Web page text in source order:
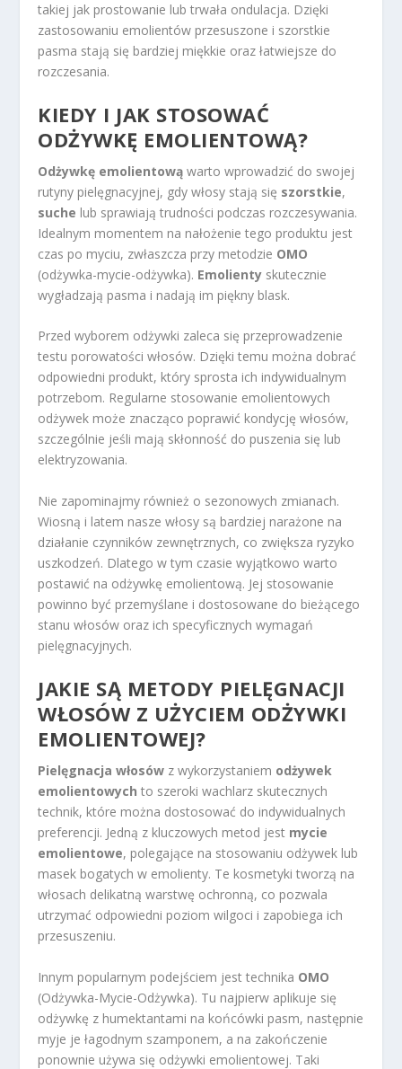
takiej jak prostowanie lub trwała ondulacja. Dzięki
zastosowaniu emolientów przesuszone i szorstkie
pasma stają się bardziej miękkie oraz łatwiejsze do
rozczesania.
KIEDY I JAK STOSOWAĆ
ODŻYWKĘ EMOLIENTOWĄ?
Odżywkę emolientową warto wprowadzić do swojej
rutyny pielęgnacyjnej, gdy włosy stają się szorstkie,
suche lub sprawiają trudności podczas rozczesywania.
Idealnym momentem na nałożenie tego produktu jest
czas po myciu, zwłaszcza przy metodzie OMO
(odżywka-mycie-odżywka). Emolienty skutecznie
wygładzają pasma i nadają im piękny blask.
Przed wyborem odżywki zaleca się przeprowadzenie
testu porowatości włosów. Dzięki temu można dobrać
odpowiedni produkt, który sprosta ich indywidualnym
potrzebom. Regularne stosowanie emolientowych
odżywek może znacząco poprawić kondycję włosów,
szczególnie jeśli mają skłonność do puszenia się lub
elektryzowania.
Nie zapominajmy również o sezonowych zmianach.
Wiosną i latem nasze włosy są bardziej narażone na
działanie czynników zewnętrznych, co zwiększa ryzyko
uszkodzeń. Dlatego w tym czasie wyjątkowo warto
postawić na odżywkę emolientową. Jej stosowanie
powinno być przemyślane i dostosowane do bieżącego
stanu włosów oraz ich specyficznych wymagań
pielęgnacyjnych.
JAKIE SĄ METODY PIELĘGNACJI
WŁOSÓWZ UŻYCIEM ODŻYWKI
EMOLIENTOWEJ?
Pielęgnacja włosów z wykorzystaniem odżywek
emolientowych to szeroki wachlarz skutecznych
technik, które można dostosować do indywidualnych
preferencji. Jedną z kluczowych metod jest mycie
emolientowe, polegające na stosowaniu odżywek lub
masek bogatych w emolienty. Te kosmetyki tworzą na
włosach delikatną warstwę ochronną, co pozwala
utrzymać odpowiedni poziom wilgoci i zapobiega ich
przesuszeniu.
Innym popularnym podejściem jest technika OMO
(Odżywka-Mycie-Odżywka). Tu najpierw aplikuje się
odżywkę z humektantami na końcówki pasm, następnie
myje je łagodnym szamponem, a na zakończenie
ponownie używa się odżywki emolientowej. Taki